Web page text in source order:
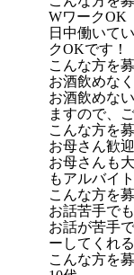
WワークOK
日中働いて
クOKです！
こんな方を
お酒飲めな
お酒飲めな
ますので、
こんな方を
お母さん歓迎
お母さんも
もアルバイ
こんな方を
お話苦手で
お話が苦手
ーしてくれ
こんな方を